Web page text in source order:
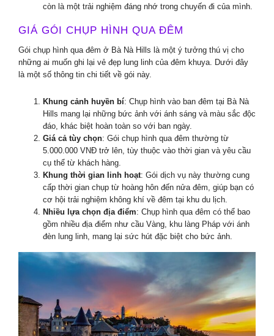
còn là một trải nghiệm đáng nhớ trong chuyến đi của mình.
GIÁ GÓI CHỤP HÌNH QUA ĐÊM
Gói chụp hình qua đêm ở Bà Nà Hills là một ý tưởng thú vị cho
những ai muốn ghi lại vẻ đẹp lung linh của đêm khuya. Dưới đây
là một số thông tin chi tiết về gói này.
Khung cảnh huyền bí: Chụp hình vào ban đêm tại Bà Nà
Hills mang lại những bức ảnh với ánh sáng và màu sắc độc
đáo, khác biệt hoàn toàn so với ban ngày.
Giá cả tùy chọn: Gói chụp hình qua đêm thường từ
5.000.000 VNĐ trở lên, tùy thuộc vào thời gian và yêu cầu
cụ thể từ khách hàng.
Khung thời gian linh hoạt: Gói dịch vụ này thường cung
cấp thời gian chụp từ hoàng hôn đến nửa đêm, giúp bạn có
cơ hội trải nghiệm không khí về đêm tại khu du lịch.
Nhiều lựa chọn địa điểm: Chụp hình qua đêm có thể bao
gồm nhiều địa điểm như cầu Vàng, khu làng Pháp với ánh
đèn lung linh, mang lại sức hút đặc biệt cho bức ảnh.